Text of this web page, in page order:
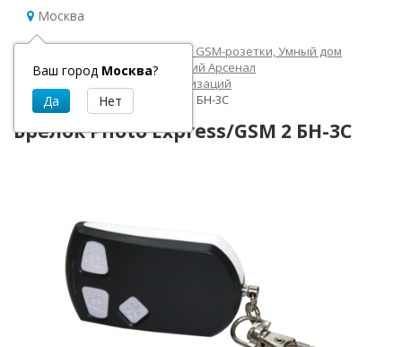
Москва
Ваш город Москва?
Главная
GSM-сигнализации, GSM-розетки, Умный дом
GSM-сигнализации Сибирский Арсенал
Аксессуары для GSM сигнализаций
Брелок Photo Express/GSM 2 БН-3С
Брелок Photo Express/GSM 2 БН-3С